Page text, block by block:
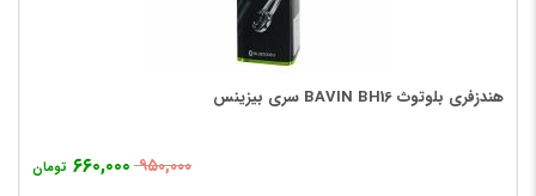
هندزفری بلوتوث BAVIN BH16 سری بیزینس
۹۵۰,۰۰۰ ۶۶۰,۰۰۰ تومان